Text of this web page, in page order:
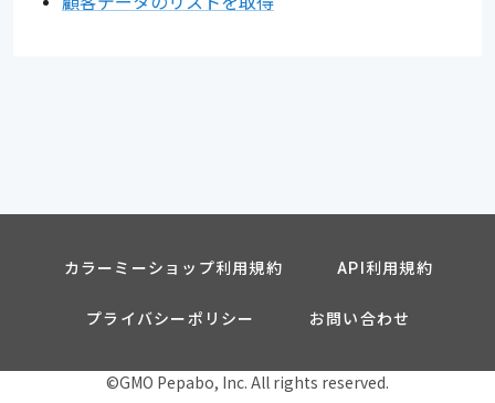
カラーミーショップ利用規約 API利用規約
プライバシーポリシー お問い合わせ
©GMO Pepabo, Inc. All rights reserved.